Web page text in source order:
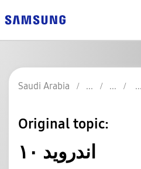
Saudi Arabia
Original topic:
اندرويد ١٠